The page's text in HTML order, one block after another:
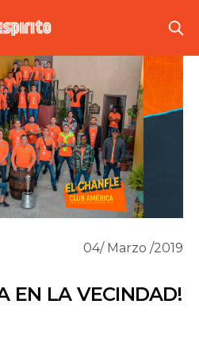
04/ Marzo /2019
EN LA VECINDAD!